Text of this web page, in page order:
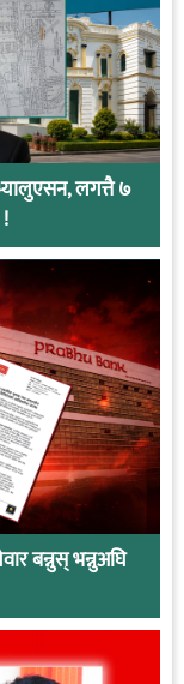
लगत्तै ७
बन्नुस् भन्नुअघि